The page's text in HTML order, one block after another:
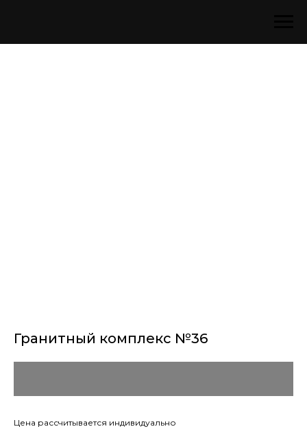
Гранитный комплекс №36
Цена рассчитывается индивидуально